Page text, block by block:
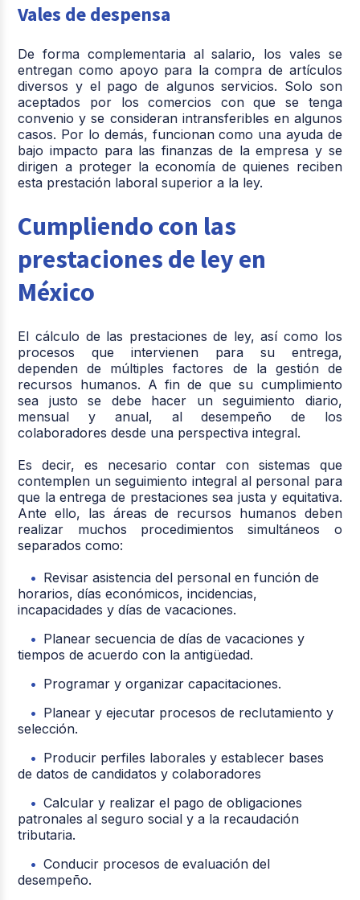
Vales de despensa
De forma complementaria al salario, los vales se
entregan como apoyo para la compra de artículos
diversos y el pago de algunos servicios. Solo son
aceptados por los comercios con que se tenga
convenio y se consideran intransferibles en algunos
casos. Por lo demás, funcionan como una ayuda de
bajo impacto para las finanzas de la empresa y se
dirigen a proteger la economía de quienes reciben
esta prestación laboral superior a la ley.
Cumpliendo con las
prestaciones de ley en
México
El cálculo de las prestaciones de ley, así como los
procesos que intervienen para su entrega,
dependen de múltiples factores de la gestión de
recursos humanos. A fin de que su cumplimiento
sea justo se debe hacer un seguimiento diario,
mensual y anual, al desempeño de los
colaboradores desde una perspectiva integral.
Es decir, es necesario contar con sistemas que
contemplen un seguimiento integral al personal para
que la entrega de prestaciones sea justa y equitativa.
Ante ello, las áreas de recursos humanos deben
realizar muchos procedimientos simultáneos o
separados como:
Revisar asistencia del personal en función de
horarios, días económicos, incidencias,
incapacidades y días de vacaciones.
Planear secuencia de días de vacaciones y
tiempos de acuerdo con la antigüedad.
Programar y organizar capacitaciones.
Planear y ejecutar procesos de reclutamiento y
selección.
Producir perfiles laborales y establecer bases
de datos de candidatos y colaboradores
Calcular y realizar el pago de obligaciones
patronales al seguro social y a la recaudación
tributaria.
Conducir procesos de evaluación del
desempeño.